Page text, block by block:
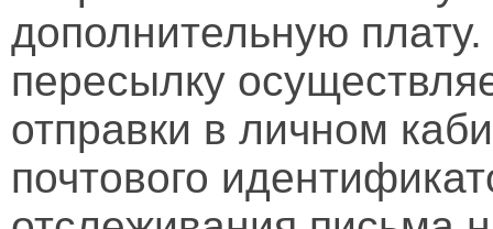
дополнительную
пересылку
отправки в личном
почтового